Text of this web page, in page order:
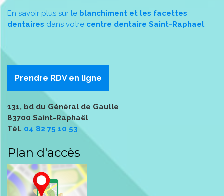
En savoir plus sur le blanchiment et les facettes
dentaires dans votre centre dentaire Saint-Raphael.
Prendre RDV en ligne
131, bd du Général de Gaulle
83700 Saint-Raphaël
Tél. 04 82 75 10 53
Plan d'accès